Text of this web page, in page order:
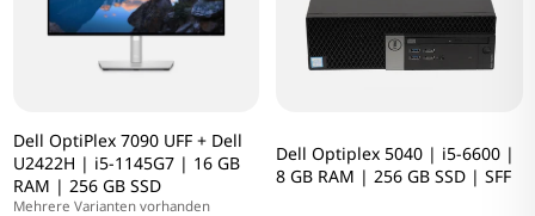
Dell OptiPlex 7090 UFF + Dell
U2422H | i5-1145G7 | 16 GB
RAM | 256 GB SSD
Mehrere Varianten vorhanden
Dell Optiplex 5040 | i5-6600 |
8 GB RAM | 256 GB SSD | SFF